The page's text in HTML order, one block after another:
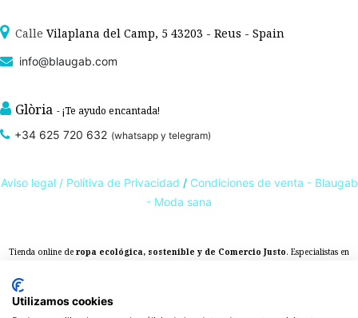
Calle Vilaplana del Camp, 5 43203 - Reus - Spain
info@blaugab.com
Glòria - ¡Te ayudo encantada!
+34 625 720 632 (whatsapp y telegram)
Aviso legal / Polítiva de Privacidad / Condiciones de venta - Blaugab
- Moda sana
Tienda online de ropa ecológica, sostenible y de Comercio Justo. Especialistas en
sostenibles con certificado GOTS
Expertos en ropa para piel sensible, ropa para piel delicada y enfermedades
Utilizamos cookies